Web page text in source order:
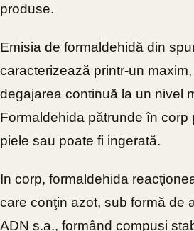
produse.
Emisia de formaldehidă din
caracterizează printr-un
degajarea continuă la un nivel
Formaldehida pătrunde în corp
piele sau poate fi ingerată.
In corp, formaldehida
care conţin azot, sub formă de
ADN ş.a., formând compuşi